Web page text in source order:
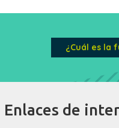
¿Cuál es la
Enlaces de